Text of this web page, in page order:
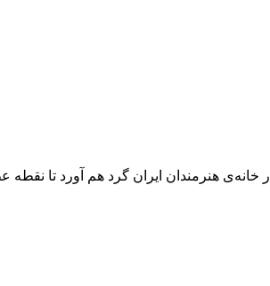
هنرمندان ایران گرد هم آورد تا